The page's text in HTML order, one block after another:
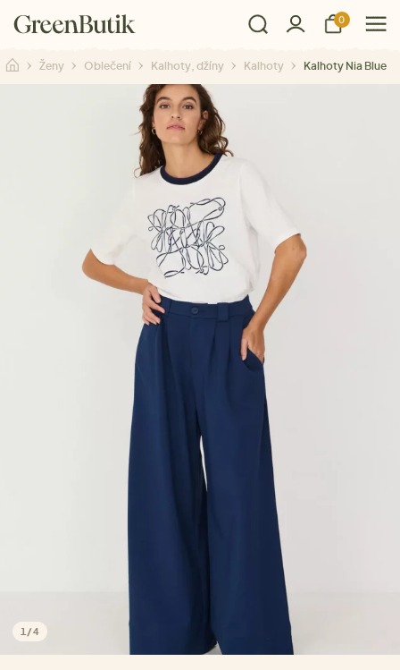
0
Ženy Oblečení Kalhoty, džíny Kalhoty Kalhoty Nia Blue
1 /4